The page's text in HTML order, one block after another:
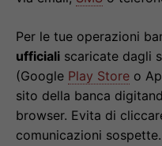
Per le tue operazioni
ufficiali scaricate dagli
(Google Play Store o
sito della banca
browser. Evita di
comunicazioni